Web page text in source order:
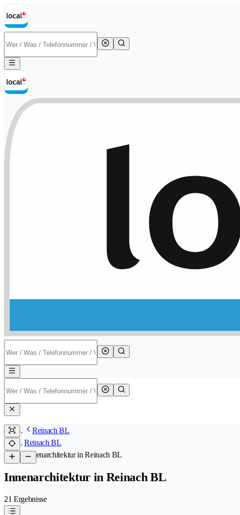
Reinach BL
Reinach BL
/Innenarchitektur in Reinach BL
Innenarchitektur in Reinach BL
21 Ergebnisse